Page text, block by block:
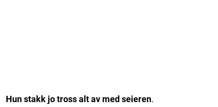
Hun stakk jo tross alt av med seieren.